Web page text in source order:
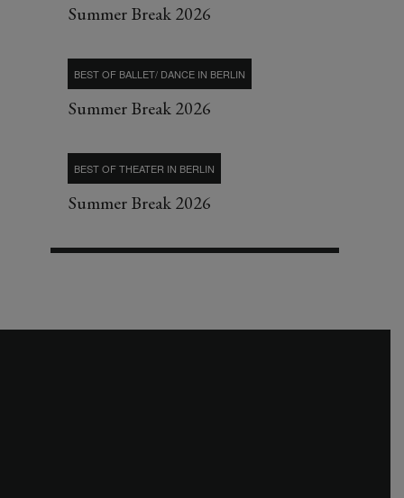
Summer Break 2026
BEST OF BALLET/ DANCE IN BERLIN
Summer Break 2026
BEST OF THEATER IN BERLIN
Summer Break 2026